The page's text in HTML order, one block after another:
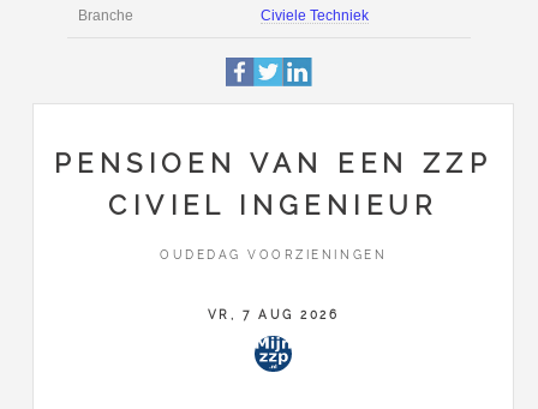
€ 90 per uur ex
Boekhoudsoftware
Algemeen Verzekeringen
Boekhoudkundige
berekeningen
PENSIOEN VAN EEN ZZP
CIVIEL INGENIEUR
OUDEDAG VOORZIENINGEN
VR, 7 AUG 2026